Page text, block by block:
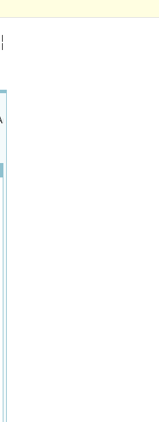
|
|